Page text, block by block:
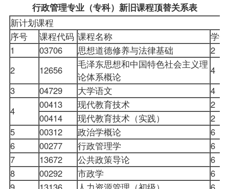
行政管理专业（专科）新旧课程顶替关系表
新计划课程
序号
课程代码 课程名称
学分
1
03706 思想道德修养与法律基础
2
2
12656
毛泽东思想和中国特色社会主义理
论体系概论
4
3
04729 大学语文
4
4
00413 现代教育技术
2
00414
现代教育技术（实践）
2
5
00312 政治学概论
6
6
00277 行政管理学
6
7
13672 公共政策导论
6
8
00292 市政学
6